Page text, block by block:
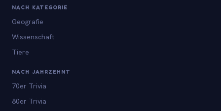
NACH KATEGORIE
Geografie
Wissenschaft
Tiere
NACH JAHRZEHNT
70er Trivia
80er Trivia